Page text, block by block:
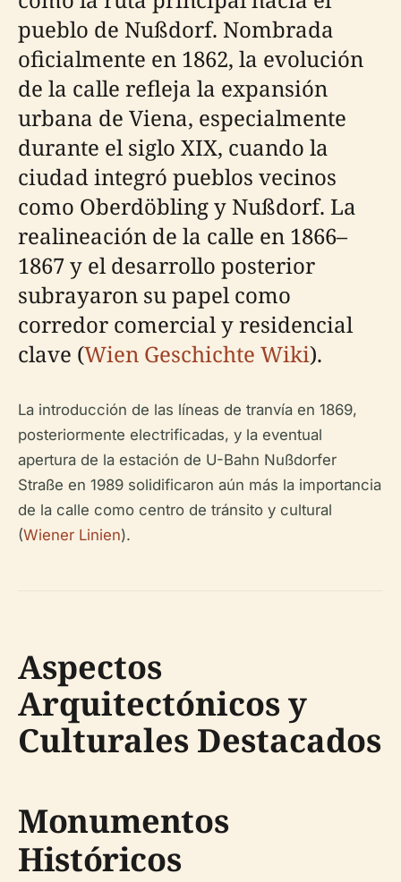
pueblo de Nußdorf. Nombrada
oficialmente en 1862, la evolución
de la calle refleja la expansión
urbana de Viena, especialmente
durante el siglo XIX, cuando la
ciudad integró pueblos vecinos
como Oberdöbling y Nußdorf. La
realineación de la calle en 1866–
1867 y el desarrollo posterior
subrayaron su papel como
corredor comercial y residencial
clave (Wien Geschichte Wiki).
La introducción de las líneas de tranvía en 1869,
posteriormente electrificadas, y la eventual
apertura de la estación de U-Bahn Nußdorfer
Straße en 1989 solidificaron aún más la importancia
de la calle como centro de tránsito y cultural
(Wiener Linien).
Aspectos
Arquitectónicos y
Culturales Destacados
Monumentos
Históricos